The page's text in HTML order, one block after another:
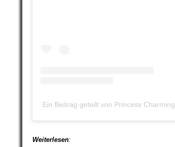
Ein Beitrag geteilt von Princess
Weiterlesen: